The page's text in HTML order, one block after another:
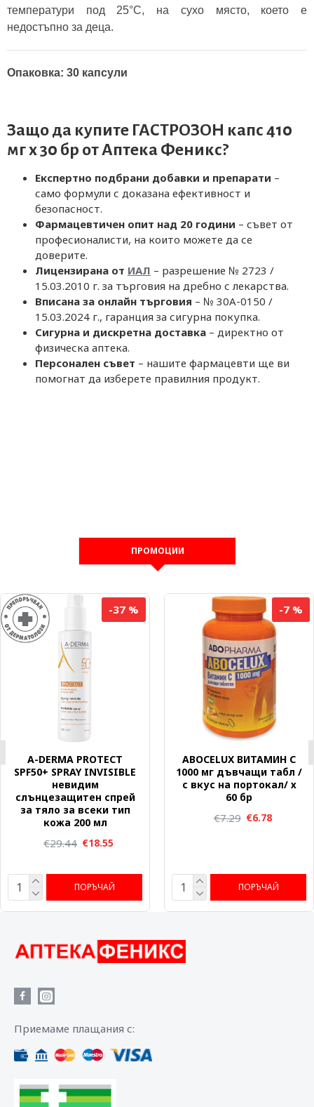
температури под 25°C, на сухо място, което е
недостъпно за деца.
Опаковка: 30 капсули
Защо да купите ГАСТРОЗОН капс 410
мг х 30 бр отАптека Феникс?
Експертно подбрани добавки и препарати –
само формули с доказана ефективност и
безопасност.
Фармацевтичен опит над 20 години – съвет от
професионалисти, на които можете да се
доверите.
Лицензирана от ИАЛ – разрешение № 2723 /
15.03.2010 г. за търговия на дребно с лекарства.
Вписана за онлайн търговия – № 30A-0150 /
15.03.2024 г., гаранция за сигурна покупка.
Сигурна и дискретна доставка – директно от
физическа аптека.
Персонален съвет – нашите фармацевти ще ви
помогнат да изберете правилния продукт.
ПРОМОЦИИ
-37 %
A-DERMA PROTECT
SPF50+ SPRAY INVISIBLE
невидим
слънцезащитен спрей
за тяло за всеки тип
кожа 200 мл
€18.55
€29.44
ПОРЪЧАЙ
-7 %
ABOCELUX ВИТАМИН C
1000 мг дъвчащи табл /
с вкус на портокал/ х
60 бр
€6.78
€7.29
ПОРЪЧАЙ
Приемаме плащания с: